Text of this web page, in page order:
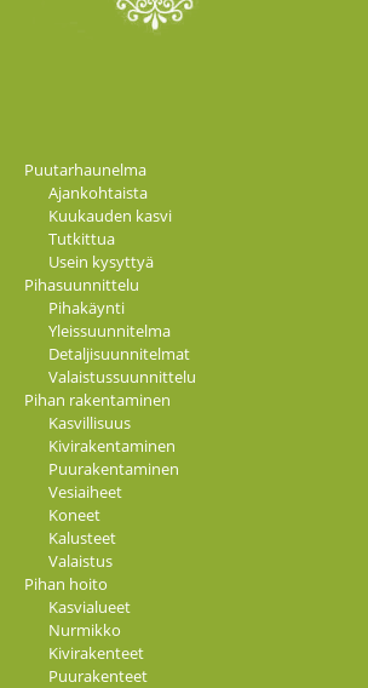
Puutarhaunelma
Ajankohtaista
Kuukauden kasvi
Tutkittua
Usein kysyttyä
Pihasuunnittelu
Pihakäynti
Yleissuunnitelma
Detaljisuunnitelmat
Valaistussuunnittelu
Pihan rakentaminen
Kasvillisuus
Kivirakentaminen
Puurakentaminen
Vesiaiheet
Koneet
Kalusteet
Valaistus
Pihan hoito
Kasvialueet
Nurmikko
Kivirakenteet
Puurakenteet